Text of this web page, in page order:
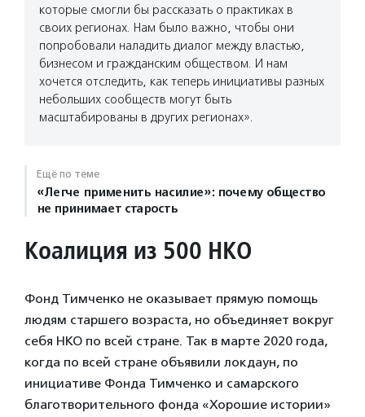
которые смогли бы рассказать о практиках в
своих регионах. Нам было важно, чтобы они
попробовали наладить диалог между властью,
бизнесом и гражданским обществом. И нам
хочется отследить, как теперь инициативы разных
небольших сообществ могут быть
масштабированы в других регионах».
Ещё по теме
«Легче применить насилие»: почему общество
не принимает старость
Коалиция из 500 НКО
Фонд Тимченко не оказывает прямую помощь
людям старшего возраста, но объединяет вокруг
себя НКО по всей стране. Так в марте 2020 года,
когда по всей стране объявили локдаун, по
инициативе Фонда Тимченко и самарского
благотворительного фонда «Хорошие истории»